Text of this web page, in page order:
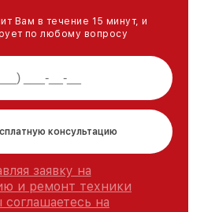
Вам в течение 15 минут, и
по любому вопросу
консультацию
заявку на
и ремонт техники
на